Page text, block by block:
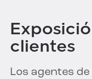
clientes
Los agentes